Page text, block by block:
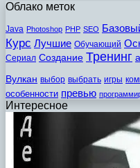
Облако меток
Java Photoshop PHP SEO
Курс Лучшие Обучающий
Сериал Создание Тренинг
Вулкан выбор выбрать игры
особенности превью
Интересное